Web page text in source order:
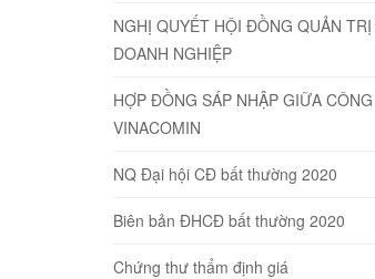
NGHỊ QUYẾT HỘI ĐỒNG QUẢN
DOANH NGHIỆP
HỢP ĐỒNG SÁP NHẬP GIỮA
VINACOMIN
NQ Đại hội CĐ bất thường 2020
Biên bản ĐHCĐ bất thường 2020
Chứng thư thẩm định giá